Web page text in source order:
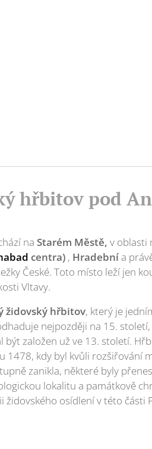
hřbitov pod
na Starém Městě, v oblasti
centra) , Hradebnía
České. Toto místo leží jen
Vltavy.
židovský hřbitov, který je
nejpozději na 15.
být založen už ve 13. století.
1478, kdy byl kvůli rozšiřování
zanikla, některé byly
lokalitu a památkově
židovského osídlení v této části